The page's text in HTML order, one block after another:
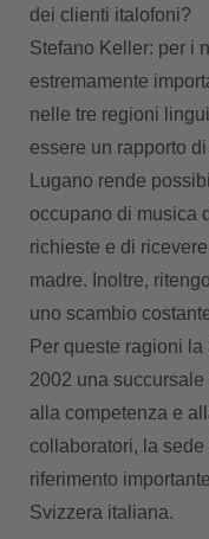
dei clienti italofoni?
Stefano Keller: per i
estremamente
nelle tre regioni
essere un rapporto
Lugano rende
occupano di musica
richieste e di
madre. Inoltre,
uno scambio
Per queste ragioni
2002 una
alla competenza e
collaboratori, la
riferimento
Svizzera italiana.